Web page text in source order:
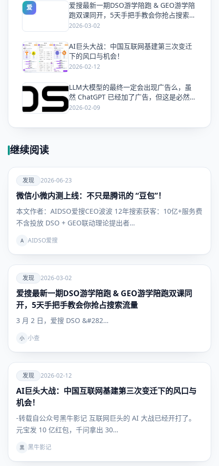
爱
爱搜最新一期DSO游学陪跑 & GEO游学陪
跑双课同开，5天手把手教会你抢占搜索流
量
2026-03-02
爱
AI巨头大战：中国互联网基建第三次变迁
下的风口与机会！
2026-02-12
爱
LLM大模型的最终一定会出现广告么，虽
然 ChatGPT 已经加了广告，但这是必然终
局么？
2026-02-09
继续阅读
爱
发现
发现 2026-06-23
微信小微内测上线：不只是腾讯的 “豆包”！
本文作者：AIDSO爱搜CEO波波 12年搜索获客：10亿+服务费
不含投放 DSO + GEO联动理论提出者…
A AIDSO爱搜
爱
发现
发现 2026-03-02
爱搜最新一期DSO游学陪跑 & GEO游学陪跑双课同
开，5天手把手教会你抢占搜索流量
3 月 2 日，爱搜 DSO &#282…
小 小查
爱
发现
发现 2026-02-12
AI巨头大战：中国互联网基建第三次变迁下的风口与
机会！
-转载自公众号黑牛影记 互联网巨头的 AI 大战已经开打了。
元宝发 10 亿红包，千问拿出 30…
黑 黑牛影记